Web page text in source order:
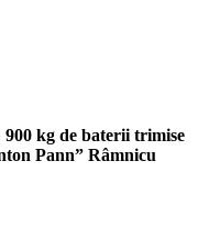
kg de baterii trimise
Pann” Râmnicu